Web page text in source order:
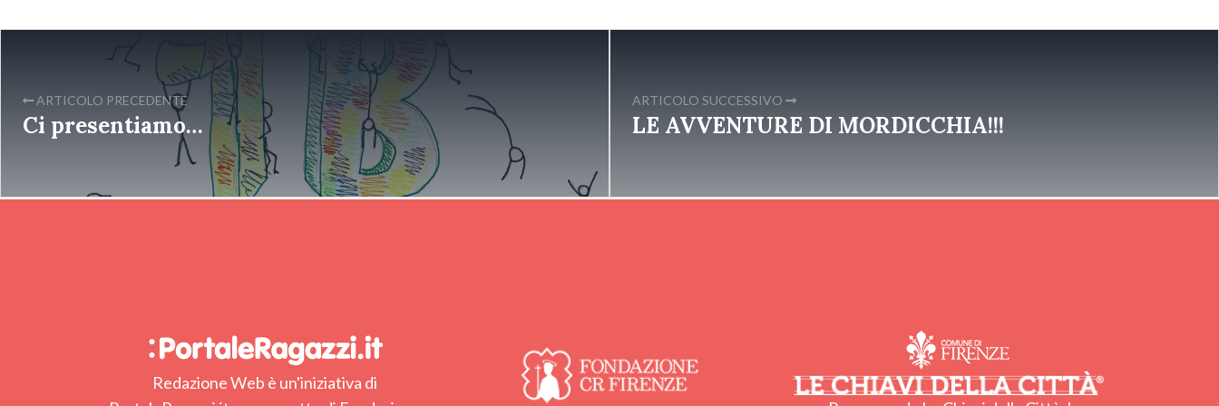
ARTICOLO PRECEDENTE
Ci presentiamo…
ARTICOLO SUCCESSIVO
LE AVVENTURE DI MORDICCHIA!!!
Redazione Web è un'iniziativa di